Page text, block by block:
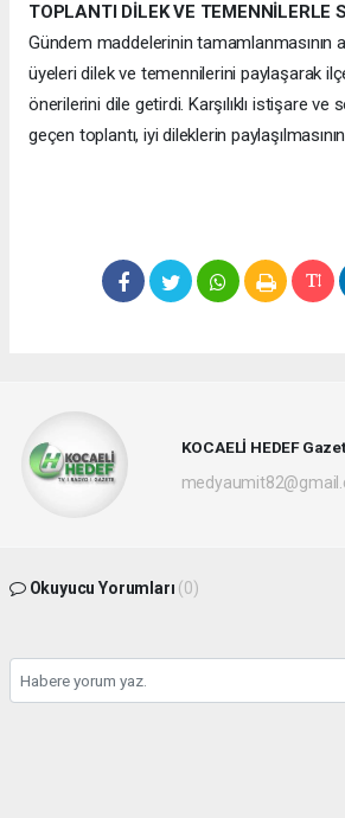
TOPLANTI DİLEK VE TEMENNİLERLE
Gündem maddelerinin tamamlanmasının
üyeleri dilek ve temennilerini paylaşarak
önerilerini dile getirdi. Karşılıklı istişare ve
geçen toplantı, iyi dileklerin
KOCAELİ HEDEF
Okuyucu Yorumları (0)